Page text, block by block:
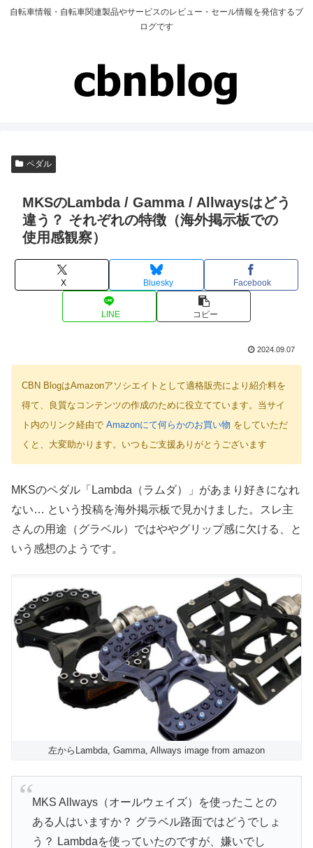
自転車情報・自転車関連製品やサービスのレビュー・セール情報を発信するブ
ログです
ペダル
MKSのLambda / Gamma / Allwaysはどう
違う？ それぞれの特徴（海外掲示板での
使用感観察）
X Bluesky Facebook
LINE コピー
2024.09.07
CBN BlogはAmazonアソシエイトとして適格販売により紹介料を
得て、良質なコンテンツの作成のために役立てています。当サイ
ト内のリンク経由で Amazonにて何らかのお買い物 をしていただ
くと、大変助かります。いつもご支援ありがとうございます
MKSのペダル「Lambda（ラムダ）」があまり好きになれ
ない… という投稿を海外掲示板で見かけました。スレ主
さんの用途（グラベル）ではややグリップ感に欠ける、と
いう感想のようです。
左からLambda, Gamma, Allways image from amazon
MKS Allways（オールウェイズ）を使ったことの
ある人はいますか？ グラベル路面ではどうでしょ
う？ Lambdaを使っていたのですが、嫌いでし